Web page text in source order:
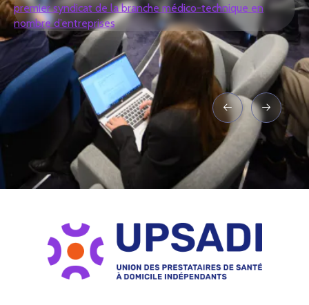
premier syndicat de la branche médico-technique en
nombre d’entreprises